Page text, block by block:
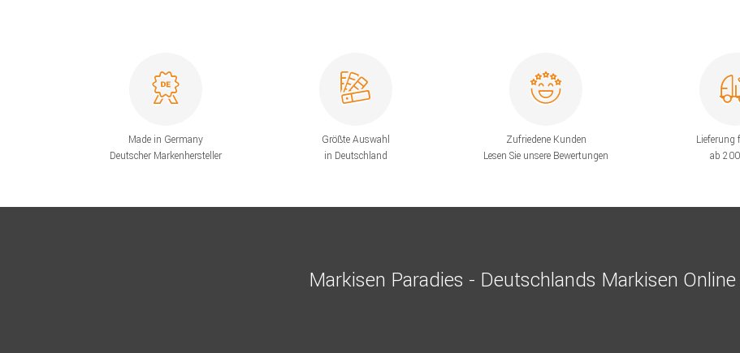
Made in Germany
Deutscher Markenhersteller
Größte Auswahl
in Deutschland
Zufriedene Kunden
Lesen Sie unsere Bewertungen
Lieferung
ab
Markisen Paradies - Deutschlands Markisen Online